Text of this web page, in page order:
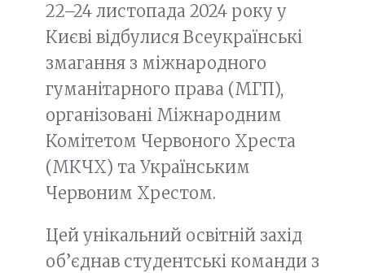
22–24 листопада 2024 року у
Києві відбулися Всеукраїнські
змагання з міжнародного
гуманітарного права (МГП),
організовані Міжнародним
Комітетом Червоного Хреста
(МКЧХ) та Українським
Червоним Хрестом.
Цей унікальний освітній захід
об’єднав студентські команди з